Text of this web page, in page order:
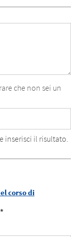
che non sei un
inserisci il risultato.
corso di
*